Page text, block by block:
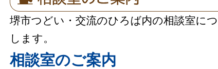
堺市つどい・交流のひろば内の相談室に
します。
相談室のご案内